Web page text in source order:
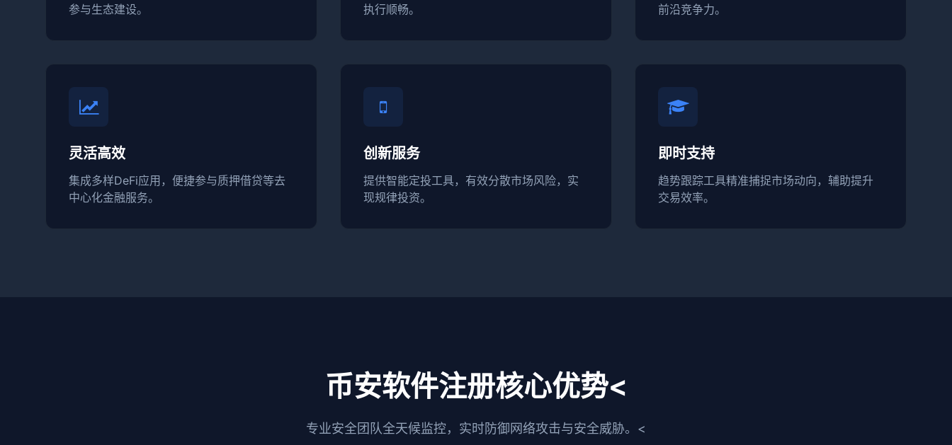
参与生态建设。
执行顺畅。
前沿竞争力。
灵活高效
集成多样DeFi应用，便捷参与质押借贷等去
中心化金融服务。
创新服务
提供智能定投工具，有效分散市场风险，实
现规律投资。
即时支持
趋势跟踪工具精准捕捉市场动向，辅助提升
交易效率。
币安软件注册核心优势<
专业安全团队全天候监控，实时防御网络攻击与安全威胁。<